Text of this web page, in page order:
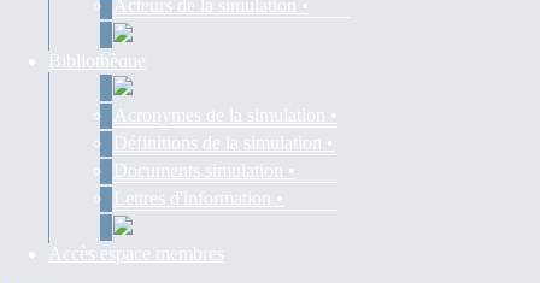
Acteurs de la simulation •
Bibliothèque
Acronymes de la simulation •
Définitions de la simulation •
Documents simulation •
Lettres d'information •
Accès espace membres